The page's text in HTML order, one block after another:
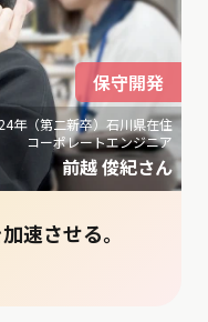
年（第二新卒）石川県在住
コーポレートエンジニア
前越 俊紀さん
保守開発
速させる。